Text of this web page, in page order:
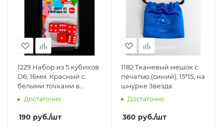
1229 Набор из 5 кубиков
D6, 16мм. Красный с
белыми точками в
блистере Звезда
Достаточно
190 руб./шт
1182 Тканевый мешок с
печатью (синий), 15*15, на
шнурке Звезда
Достаточно
360 руб./шт